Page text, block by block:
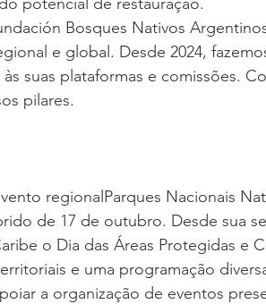
Bosques Nativos
e global. Desde 2024,
suas plataformas e comissões.
pilares.
regionalParques Nacionais
de 17 de outubro. Desde sua
o Dia das Áreas Protegidas e
e uma programação
a organização de eventos